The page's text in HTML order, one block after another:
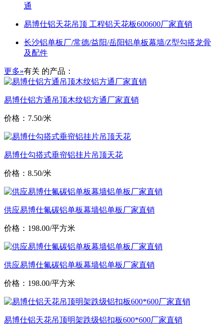
通
易博仕铝天花吊顶 工程铝天花板600600厂家直销
长沙铝单板厂/常德/益阳/岳阳铝单板幕墙/Z型勾搭龙骨
及配件
更多»有关 的产品：
易博仕铝方通吊顶木纹铝方通厂家直销
价格：7.50/米
易博仕勾搭式垂帘铝挂片吊顶天花
价格：8.50/米
供应易博仕氟碳铝单板幕墙铝单板厂家直销
价格：198.00/平方米
供应易博仕氟碳铝单板幕墙铝单板厂家直销
价格：198.00/平方米
易博仕铝天花吊顶明架跌级铝扣板600*600厂家直销